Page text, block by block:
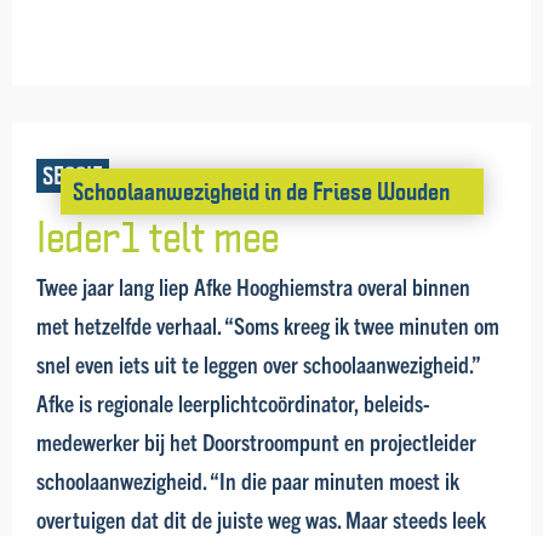
SESSIE
School­aanwezig­heid in de Friese Wouden
Ieder1 telt mee
Twee jaar lang liep Afke Hooghiemstra overal binnen
met hetzelfde verhaal. “Soms kreeg ik twee minuten om
snel even iets uit te leggen over school­­aanwezig­­heid.”
Afke is regionale leerplicht­coördinator, beleids­­
medewerker bij het Door­stroom­­punt en projectleider
school­­aanwezig­heid. “In die paar minuten moest ik
overtuigen dat dit de juiste weg was. Maar steeds leek